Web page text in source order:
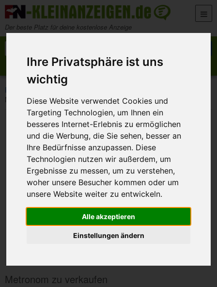
Ihre Privatsphäre ist uns
wichtig
Diese Website verwendet Cookies und
Targeting Technologien, um Ihnen ein
besseres Internet-Erlebnis zu ermöglichen
und die Werbung, die Sie sehen, besser an
Ihre Bedürfnisse anzupassen. Diese
Technologien nutzen wir außerdem, um
Ergebnisse zu messen, um zu verstehen,
woher unsere Besucher kommen oder um
unsere Website weiter zu entwickeln.
Alle akzeptieren
Einstellungen ändern
Zum Inhalt springen
Der beste Platz für deine kostenlose Anzeige
Anzeige aufgeben
Meine Anzeigen
FN-Kleinanzeigen >
Metronom zu verkaufen
Metronom zu verkaufen